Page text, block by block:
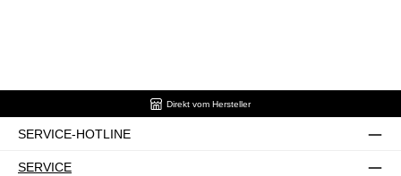
Direkt vom Hersteller
SERVICE-HOTLINE
SERVICE